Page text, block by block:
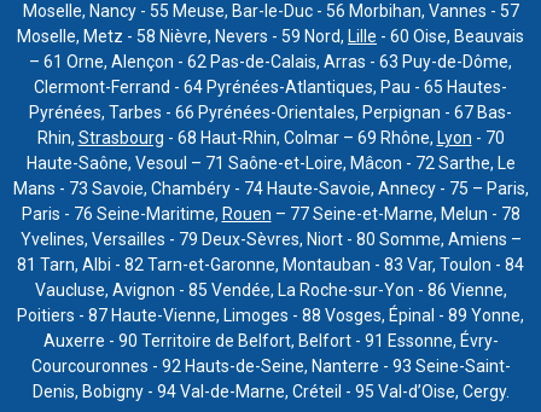
Moselle, Nancy - 55 Meuse, Bar-le-Duc - 56 Morbihan, Vannes - 57
Moselle, Metz - 58 Nièvre, Nevers - 59 Nord, Lille - 60 Oise, Beauvais
– 61 Orne, Alençon - 62 Pas-de-Calais, Arras - 63 Puy-de-Dôme,
Clermont-Ferrand - 64 Pyrénées-Atlantiques, Pau - 65 Hautes-
Pyrénées, Tarbes - 66 Pyrénées-Orientales, Perpignan - 67 Bas-
Rhin, Strasbourg - 68 Haut-Rhin, Colmar – 69 Rhône, Lyon - 70
Haute-Saône, Vesoul – 71 Saône-et-Loire, Mâcon - 72 Sarthe, Le
Mans - 73 Savoie, Chambéry - 74 Haute-Savoie, Annecy - 75 – Paris,
Paris - 76 Seine-Maritime, Rouen – 77 Seine-et-Marne, Melun - 78
Yvelines, Versailles - 79 Deux-Sèvres, Niort - 80 Somme, Amiens –
81 Tarn, Albi - 82 Tarn-et-Garonne, Montauban - 83 Var, Toulon - 84
Vaucluse, Avignon - 85 Vendée, La Roche-sur-Yon - 86 Vienne,
Poitiers - 87 Haute-Vienne, Limoges - 88 Vosges, Épinal - 89 Yonne,
Auxerre - 90 Territoire de Belfort, Belfort - 91 Essonne, Évry-
Courcouronnes - 92 Hauts-de-Seine, Nanterre - 93 Seine-Saint-
Denis, Bobigny - 94 Val-de-Marne, Créteil - 95 Val-d’Oise, Cergy.